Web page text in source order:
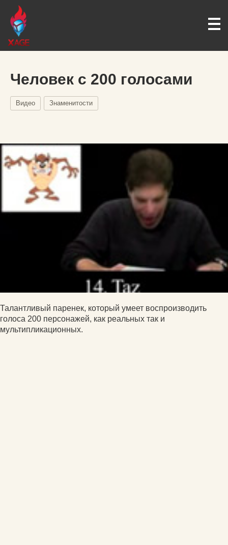
Человек с 200 голосами
Видео Знаменитости
Талантливый паренек, который умеет воспроизводить
голоса 200 персонажей, как реальных так и
мультипликационных.